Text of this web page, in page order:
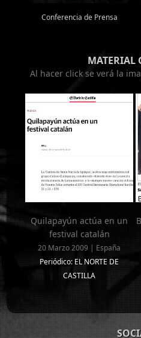
Conferencia de Prensa
MATERIAL
Al hacer click se verá la
Quilapayún actúa en un
festival catalán
20 Marzo 2009 | España
Periódico: EL NORTE DE
CASTILLA